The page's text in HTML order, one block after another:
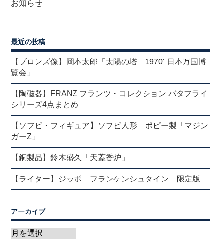
お知らせ
最近の投稿
【ブロンズ像】岡本太郎「太陽の塔 1970’ 日本万国博
覧会」
【陶磁器】FRANZ フランツ・コレクション バタフライ
シリーズ4点まとめ
【ソフビ・フィギュア】ソフビ人形 ポピー製「マジン
ガーZ」
【銅製品】鈴木盛久「天蓋香炉」
【ライター】ジッポ フランケンシュタイン 限定版
アーカイブ